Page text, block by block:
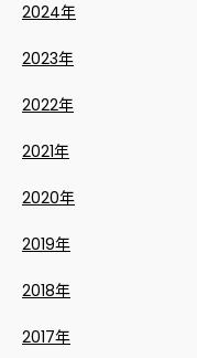
2024年
2023年
2022年
2021年
2020年
2019年
2018年
2017年